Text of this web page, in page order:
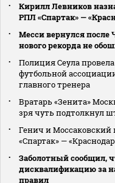
Кирилл Левников
РПЛ «Спартак» —
Месси вернулся после
нового рекорда не
Полиция Сеула
футбольной
главного тренера
Вратарь «Зенита»
зря чуть подтолкнул
Генич и
«Спартак» —
Заболотный сообщил,
дисквалификацию за
правил